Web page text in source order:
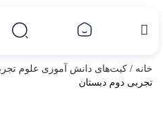
خانه / کیت‌های دانش آموزی علوم
تجربی دوم دبستان